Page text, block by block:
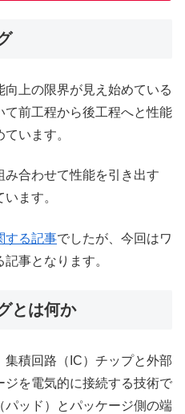
上の限界が見え始めている
て前工程から後工程へと性能
います。
合わせて性能を引き出す
ます。
する記事でしたが、今回はワ
事となります。
とは何か
積回路（IC）チップと外部
を電気的に接続する技術で
ッド）とパッケージ側の端